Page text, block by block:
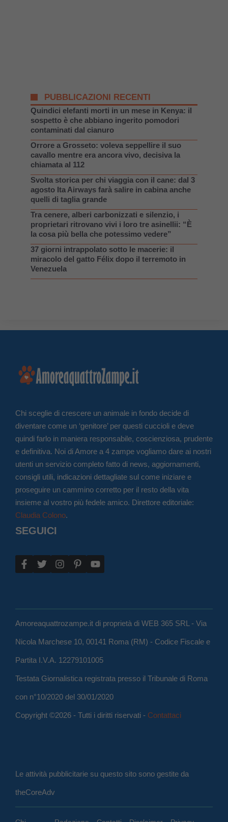
PUBBLICAZIONI RECENTI
Quindici elefanti morti in un mese in Kenya: il
sospetto è che abbiano ingerito pomodori
contaminati dal cianuro
Orrore a Grosseto: voleva seppellire il suo
cavallo mentre era ancora vivo, decisiva la
chiamata al 112
Svolta storica per chi viaggia con il cane: dal 3
agosto Ita Airways farà salire in cabina anche
quelli di taglia grande
Tra cenere, alberi carbonizzati e silenzio, i
proprietari ritrovano vivi i loro tre asinellii: “È
la cosa più bella che potessimo vedere”
37 giorni intrappolato sotto le macerie: il
miracolo del gatto Félix dopo il terremoto in
Venezuela
Chi sceglie di crescere un animale in fondo decide di
diventare come un ‘genitore’ per questi cuccioli e deve
quindi farlo in maniera responsabile, coscienziosa, prudente
e definitiva. Noi di Amore a 4 zampe vogliamo dare ai nostri
utenti un servizio completo fatto di news, aggiornamenti,
consigli utili, indicazioni dettagliate sul come iniziare e
proseguire un cammino corretto per il resto della vita
insieme al vostro più fedele amico. Direttore editoriale:
Claudia Colono.
SEGUICI
Amoreaquattrozampe.it di proprietà di WEB 365 SRL - Via
Nicola Marchese 10, 00141 Roma (RM) - Codice Fiscale e
Partita I.V.A. 12279101005
Testata Giornalistica registrata presso il Tribunale di Roma
con n°10/2020 del 30/01/2020
Copyright ©2026 - Tutti i diritti riservati - Contattaci
Le attività pubblicitarie su questo sito sono gestite da
theCoreAdv
Chi Redazione Contatti Disclaimer Privacy